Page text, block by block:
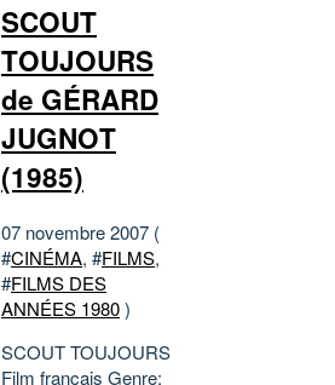
SCOUT
TOUJOURS
de GÉRARD
JUGNOT
(1985)
07 novembre 2007 (
#CINÉMA, #FILMS,
#FILMS DES
ANNÉES 1980)
SCOUT TOUJOURS
Film français Genre: